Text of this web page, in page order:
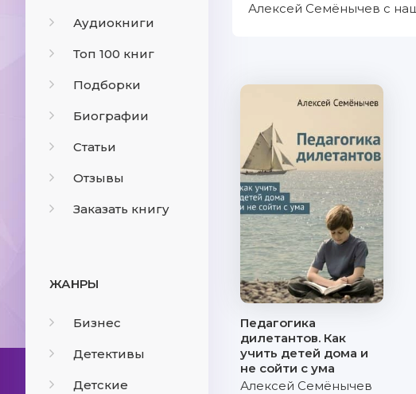
Аудиокниги
Топ 100 книг
Подборки
Биографии
Статьи
Отзывы
Заказать книгу
ЖАНРЫ
Бизнес
Детективы
Детские
Алексей Семёнычев с
Педагогика
дилетантов. Как
учить детей дома и
не сойти с ума
Алексей Семёнычев